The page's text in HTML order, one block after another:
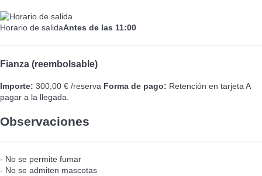
Horario de salidaAntes de las 11:00
Fianza (reembolsable)
Importe: 300,00 € /reserva Forma de pago: Retención en tarjeta A
pagar a la llegada.
Observaciones
- No se permite fumar
- No se admiten mascotas